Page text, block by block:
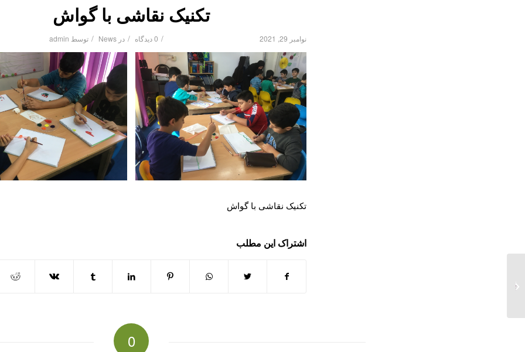
تکنیک نقاشی با گواش
نوامبر 29, 2021 / 0 دیدگاه / در News
/ توسط admin
تکنیک نقاشی با گواش
اشتراک این مطلب
0